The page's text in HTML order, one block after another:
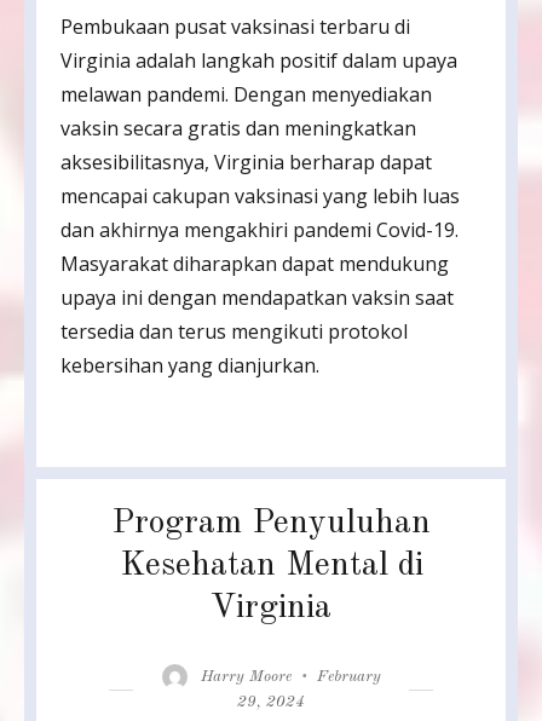
Pembukaan pusat vaksinasi terbaru di
Virginia adalah langkah positif dalam upaya
melawan pandemi. Dengan menyediakan
vaksin secara gratis dan meningkatkan
aksesibilitasnya, Virginia berharap dapat
mencapai cakupan vaksinasi yang lebih luas
dan akhirnya mengakhiri pandemi Covid-19.
Masyarakat diharapkan dapat mendukung
upaya ini dengan mendapatkan vaksin saat
tersedia dan terus mengikuti protokol
kebersihan yang dianjurkan.
Program Penyuluhan
Kesehatan Mental di
Virginia
Author
Harry Moore
Posted
February
29, 2024